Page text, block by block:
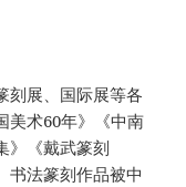
刻展、国际展等各
美术60年》《中南
》《戴武篆刻
书法篆刻作品被中